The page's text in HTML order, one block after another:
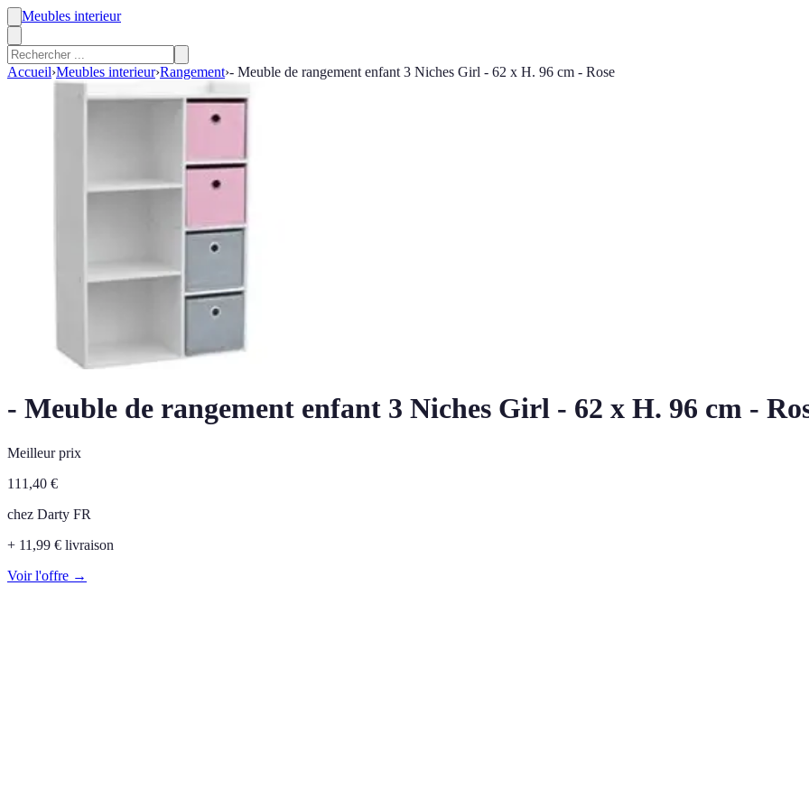
Meubles interieur
Accueil›Meubles interieur›Rangement›- Meuble de rangement enfant 3 Niches Girl - 62 x H. 96 cm - Rose
- Meuble de rangement enfant 3 Niches Girl - 62 x H. 96 cm -
Meilleur prix
111,40 €
chez Darty FR
+ 11,99 € livraison
Voir l'offre →